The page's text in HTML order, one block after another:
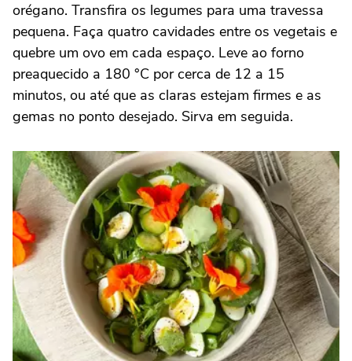
orégano. Transfira os legumes para uma travessa
pequena. Faça quatro cavidades entre os vegetais e
quebre um ovo em cada espaço. Leve ao forno
preaquecido a 180 °C por cerca de 12 a 15
minutos, ou até que as claras estejam firmes e as
gemas no ponto desejado. Sirva em seguida.